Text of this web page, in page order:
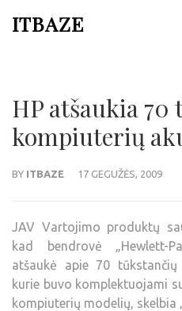
ITBAZE
HP atšaukia
kompiuterių
BY ITBAZE 17 GEGUŽĖS, 2009
JAV Vartojimo produktų
kad bendrovė „Hewlett-
atšaukė apie 70
kurie buvo komplektuojami
kompiuterių modelių, skelbia